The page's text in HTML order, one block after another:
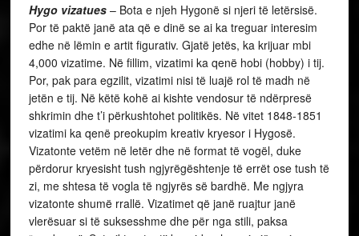
Hygo vizatues – Bota e njeh Hygonë si njeri të letërsisë.
Por të paktë janë ata që e dinë se ai ka treguar interesim
edhe në lëmin e artit figurativ. Gjatë jetës, ka krijuar mbi
4,000 vizatime. Në fillim, vizatimi ka qenë hobi (hobby) i tij.
Por, pak para egzilit, vizatimi nisi të luajë rol të madh në
jetën e tij. Në këtë kohë ai kishte vendosur të ndërpresë
shkrimin dhe t’i përkushtohet politikës. Në vitet 1848-1851
vizatimi ka qenë preokupim kreativ kryesor i Hygosë.
Vizatonte vetëm në letër dhe në format të vogël, duke
përdorur kryesisht tush ngjyrëgështenje të errët ose tush të
zi, me shtesa të vogla të ngjyrës së bardhë. Me ngjyra
vizatonte shumë rrallë. Vizatimet që janë ruajtur janë
vlerësuar si të suksesshme dhe për nga stili, paksa